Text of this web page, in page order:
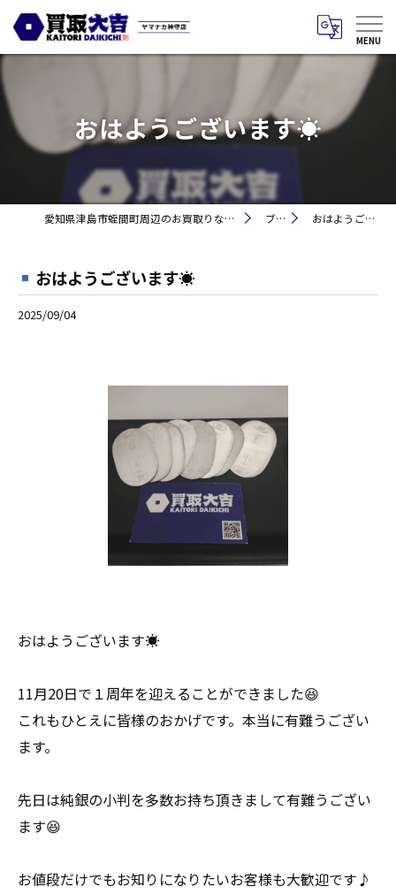
おはようございます☀
愛知県津島市蛭間町周辺のお買取りなら買取大吉 ヤマナカ神守店 ブログ おはようございます☀
おはようございます☀
2025/09/04
おはようございます☀
11月20日で１周年を迎えることができました😆
これもひとえに皆様のおかげです。本当に有難うござい
ます。
先日は純銀の小判を多数お持ち頂きまして有難うござい
ます😆
お値段だけでもお知りになりたいお客様も大歓迎です♪